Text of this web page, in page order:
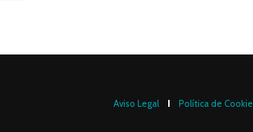
Aviso Legal Política de